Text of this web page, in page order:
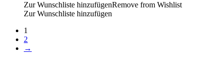
Zur Wunschliste hinzufügenRemove from Wishlist
Zur Wunschliste hinzufügen
1
2
→